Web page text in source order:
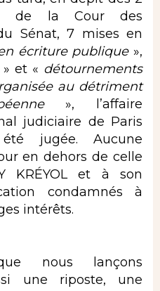
de la Cour des
Sénat, 7 mises en
écriture publique»,
et « détournements
au détriment
», l’affaire
judiciaire de Paris
jugée. Aucune
en dehors de celle
KRÉYOL et à son
condamnés à
intérêts.
nous lançons
une riposte, une